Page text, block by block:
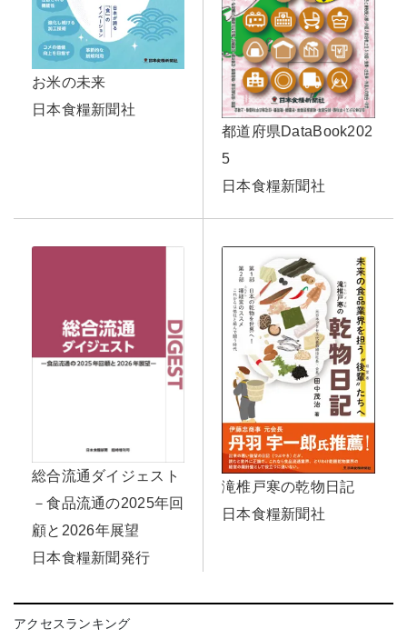
お米の未来
日本食糧新聞社
都道府県DataBook202
5
日本食糧新聞社
総合流通ダイジェスト
－食品流通の2025年回
顧と2026年展望
日本食糧新聞発行
滝椎戸寒の乾物日記
日本食糧新聞社
アクセスランキング